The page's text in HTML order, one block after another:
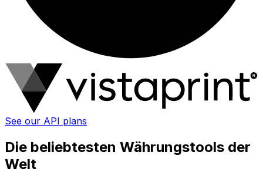
See our API plans
Die beliebtesten Währungstools der
Welt